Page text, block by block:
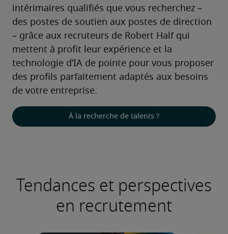
intérimaires qualifiés que vous recherchez –
des postes de soutien aux postes de direction
– grâce aux recruteurs de Robert Half qui
mettent à profit leur expérience et la
technologie d’IA de pointe pour vous proposer
des profils parfaitement adaptés aux besoins
de votre entreprise.
À la recherche de talents ?
Tendances et perspectives
en recrutement